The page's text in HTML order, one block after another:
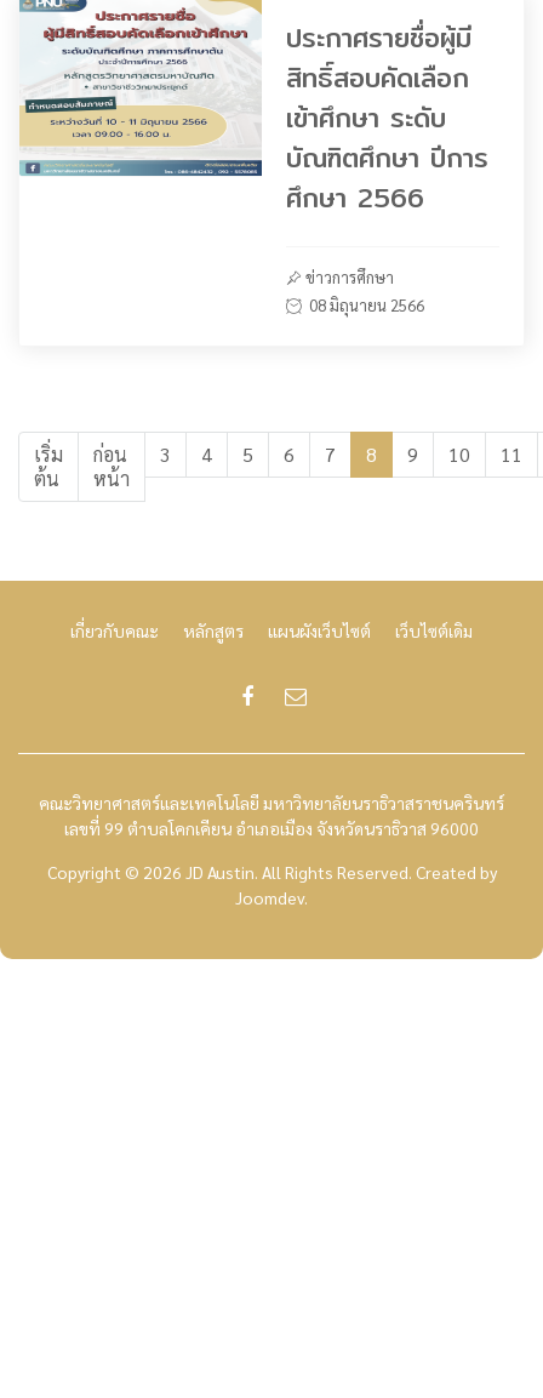
ประกาศรายชื่อผู้มี
สิทธิ์สอบคัดเลือก
เข้าศึกษา ระดับ
บัณฑิตศึกษา ปีการ
ศึกษา 2566
ข่าวการศึกษา
08 มิถุนายน 2566
เริ่ม
ต้น
ก่อน
หน้า
3 4 5 6 7 8 9 10 11
เกี่ยวกับคณะ หลักสูตร แผนผังเว็บไซต์ เว็บไซต์เดิม
คณะวิทยาศาสตร์และเทคโนโลยี มหาวิทยาลัยนราธิวาสราชนครินทร์
เลขที่ 99 ตำบลโคกเคียน อำเภอเมือง จังหวัดนราธิวาส 96000
Copyright © 2026 JD Austin. All Rights Reserved. Created by
Joomdev.